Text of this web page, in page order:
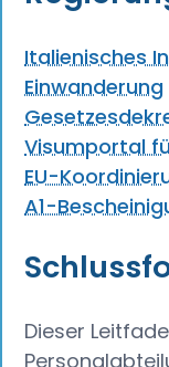
Italienisches
Einwanderung
Visumportal
EU-
A1-
Dieser